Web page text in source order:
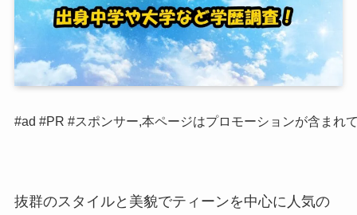
#ad #PR #スポンサー,本ページはプロモーションが含まれ
抜群のスタイルと美貌でティーンを中心に人気の